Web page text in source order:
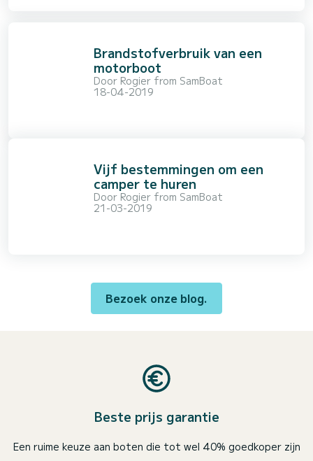
Brandstofverbruik van een
motorboot
Door Rogier from SamBoat
18-04-2019
Vijf bestemmingen om een
camper te huren
Door Rogier from SamBoat
21-03-2019
Bezoek onze blog.
Beste prijs garantie
Een ruime keuze aan boten die tot wel 40% goedkoper zijn